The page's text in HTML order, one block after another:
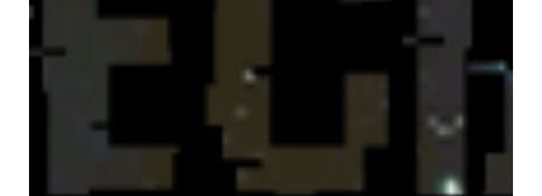
che non è sempre un bene. Credo che sia stata la principale
causa per il mio calo di letture. Comunque, ogni mese -
nessun giorno fisso, però - pubblicherò questo post.
Spero che la rubrica sia di vostro gradimento. GENNAIO
TBR+OBIETTIVI Questa è la mia tbr del mese...